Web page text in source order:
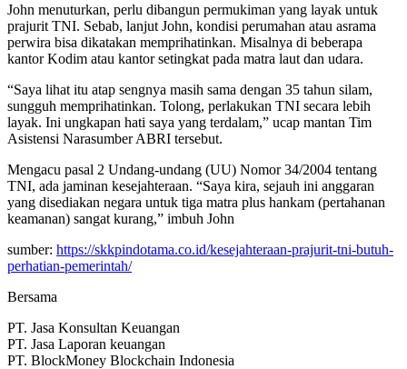
John menuturkan, perlu dibangun permukiman yang layak untuk
prajurit TNI. Sebab, lanjut John, kondisi perumahan atau asrama
perwira bisa dikatakan memprihatinkan. Misalnya di beberapa
kantor Kodim atau kantor setingkat pada matra laut dan udara.
“Saya lihat itu atap sengnya masih sama dengan 35 tahun silam,
sungguh memprihatinkan. Tolong, perlakukan TNI secara lebih
layak. Ini ungkapan hati saya yang terdalam,” ucap mantan Tim
Asistensi Narasumber ABRI tersebut.
Mengacu pasal 2 Undang-undang (UU) Nomor 34/2004 tentang
TNI, ada jaminan kesejahteraan. “Saya kira, sejauh ini anggaran
yang disediakan negara untuk tiga matra plus hankam (pertahanan
keamanan) sangat kurang,” imbuh John
sumber: https://skkpindotama.co.id/kesejahteraan-prajurit-tni-butuh-
perhatian-pemerintah/
Bersama
PT. Jasa Konsultan Keuangan
PT. Jasa Laporan keuangan
PT. BlockMoney Blockchain Indonesia